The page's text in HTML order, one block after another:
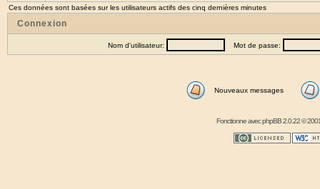
Ces données sont basées sur les utilisateurs actifs des cinq dernières minutes
Connexion
Nom d'utilisateur: Mot de passe:
Nouveaux messages
Fonctionne avecphpBB2.0.22 ©